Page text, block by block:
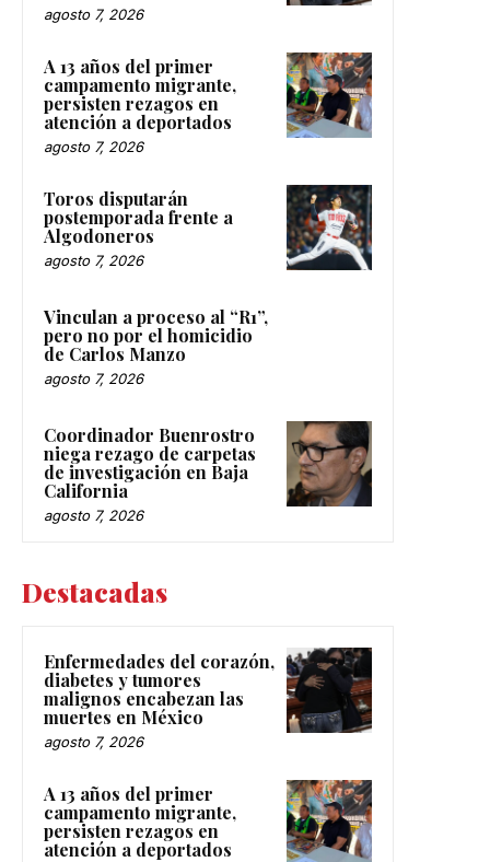
agosto 7, 2026
A 13 años del primer
campamento migrante,
persisten rezagos en
atención a deportados
agosto 7, 2026
Toros disputarán
postemporada frente a
Algodoneros
agosto 7, 2026
Vinculan a proceso al “R1”,
pero no por el homicidio
de Carlos Manzo
agosto 7, 2026
Coordinador Buenrostro
niega rezago de carpetas
de investigación en Baja
California
agosto 7, 2026
Destacadas
Enfermedades del corazón,
diabetes y tumores
malignos encabezan las
muertes en México
agosto 7, 2026
A 13 años del primer
campamento migrante,
persisten rezagos en
atención a deportados